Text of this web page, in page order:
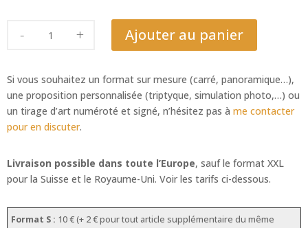
d’Abyssinie
Ajouter au panier
Si vous souhaitez un format sur mesure (carré, panoramique…),
une proposition personnalisée (triptyque, simulation photo,…) ou
un tirage d’art numéroté et signé, n’hésitez pas à me contacter
pour en discuter.
Livraison possible dans toute l’Europe, sauf le format XXL
pour la Suisse et le Royaume-Uni. Voir les tarifs ci-dessous.
Format S : 10 € (+ 2 € pour tout article supplémentaire du même